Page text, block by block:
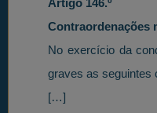
Artigo 146.º
Contraordenações
No exercício da
graves as seguintes
[…]